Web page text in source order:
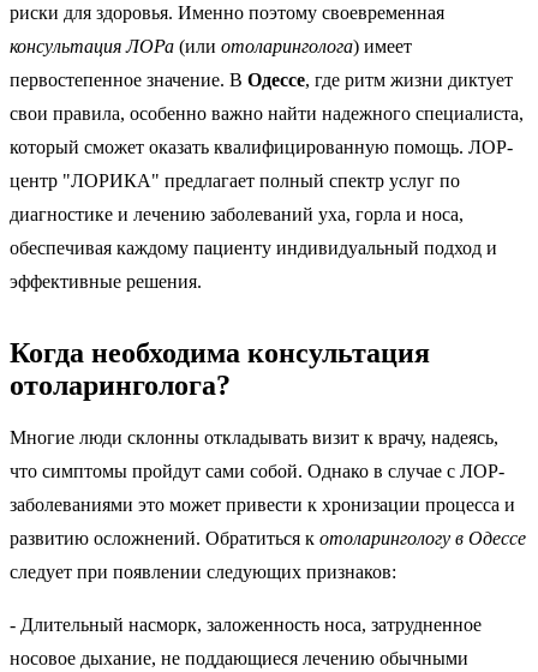
риски для здоровья. Именно поэтому своевременная
консультация ЛОРа (или отоларинголога) имеет
первостепенное значение. В Одессе, где ритм жизни диктует
свои правила, особенно важно найти надежного специалиста,
который сможет оказать квалифицированную помощь. ЛОР-
центр "ЛОРИКА" предлагает полный спектр услуг по
диагностике и лечению заболеваний уха, горла и носа,
обеспечивая каждому пациенту индивидуальный подход и
эффективные решения.
Когда необходима консультация
отоларинголога?
Многие люди склонны откладывать визит к врачу, надеясь,
что симптомы пройдут сами собой. Однако в случае с ЛОР-
заболеваниями это может привести к хронизации процесса и
развитию осложнений. Обратиться к отоларингологу в Одессе
следует при появлении следующих признаков:
- Длительный насморк, заложенность носа, затрудненное
носовое дыхание, не поддающиеся лечению обычными